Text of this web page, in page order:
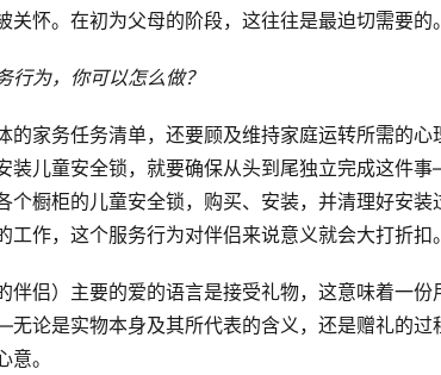
怀。在初为父母的阶段，这往往是最迫切需要的。
行为，你可以怎么做？
的家务任务清单，还要顾及维持家庭运转所需的
装儿童安全锁，就要确保从头到尾独立完成这件
个橱柜的儿童安全锁，购买、安装，并清理好安
作，这个服务行为对伴侣来说意义就会大打折扣。
伴侣）主要的爱的语言是接受礼物，这意味着一
论是实物本身及其所代表的含义，还是赠礼的过
。